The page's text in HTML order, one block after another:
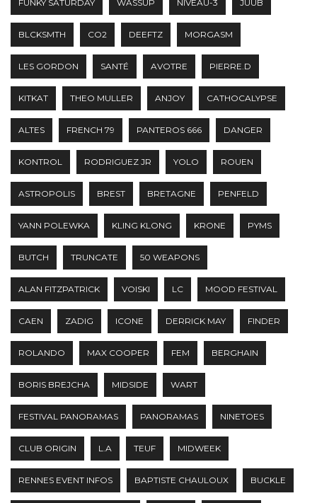
FUNKY SATURDAY WASSUP NIVEAU-3 JUUB
BLCKSMTH CO2 DEEFTZ MORGASM
LES GORDON SANTÉ AVOTRE PIERRE.D
KITKAT THEO MULLER ANJOY CATHOCALYPSE
ALTES FRENCH 79 PANTEROS 666 DANGER
KONTROL RODRIGUEZ JR YOLO ROUEN
ASTROPOLIS BREST BRETAGNE PENFELD
YANN POLEWKA KLING KLONG KRONE PYMS
BUTCH TRUNCATE 50 WEAPONS
ALAN FITZPATRICK VOISKI LC MOOD FESTIVAL
CAEN ZADIG ICONE DERRICK MAY FINDER
ROLANDO MAX COOPER FEM BERGHAIN
BORIS BREJCHA MIDSIDE WART
FESTIVAL PANORAMAS PANORAMAS NINETOES
CLUB ORIGIN L.A TEUF MIDWEEK
RENNES EVENT INFOS BAPTISTE CHAULOUX BUCKLE